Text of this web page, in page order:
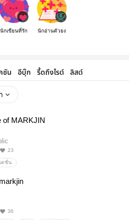
นักเขียนที่รัก นักอ่านตัวยง
ชัน อีบุ๊ก รี้ดถึงไรต์ ลิสต์
of MARKJIN
23
ตชั่น
36